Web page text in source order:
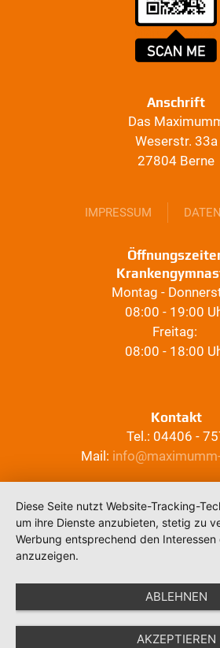
Anschrift
Das
Weserstr. 33a
27804 Berne
IMPRESSUM
Montag -
08:00 - 19:00
Freitag:
08:00 - 18:00
Kontakt
Tel.: 04406 -
Mail:
Diese Seite nutzt Website-Tracking-
um ihre Dienste anzubieten, stetig zu
Werbung entsprechend den
anzuzeigen.
ABLEHNEN
AKZEPTIEREN